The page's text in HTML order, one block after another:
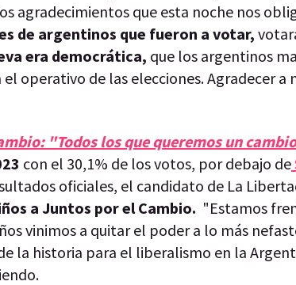
agradecimientos que esta noche nos
de argentinos que fueron a votar,
era democrática, que los argentinos
operativo de las elecciones. Agradecer a
"Todos los que queremos un
con el 30,1% de los votos, por debajo de
oficiales, el candidato de La
a Juntos por el Cambio. "Estamos
vinimos a quitar el poder a lo más
la historia para el liberalismo en la